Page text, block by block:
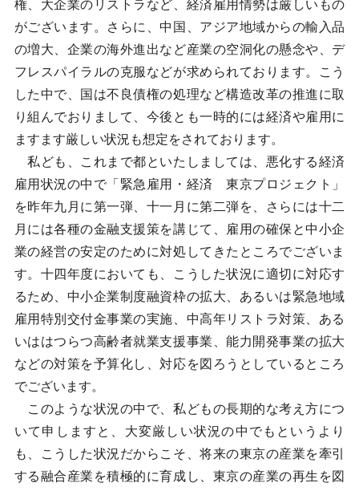
権、大企業のリストラなど、経済雇用情勢は厳しいもの
がございます。さらに、中国、アジア地域からの輸入品
の増大、企業の海外進出など産業の空洞化の懸念や、デ
フレスパイラルの克服などが求められております。こう
した中で、国は不良債権の処理など構造改革の推進に取
り組んでおりまして、今後とも一時的には経済や雇用に
ますます厳しい状況も想定をされております。
私ども、これまで都といたしましては、悪化する経済
雇用状況の中で「緊急雇用・経済 東京プロジェクト」
を昨年九月に第一弾、十一月に第二弾を、さらには十二
月には各種の金融支援策を講じて、雇用の確保と中小企
業の経営の安定のために対処してきたところでございま
す。十四年度においても、こうした状況に適切に対応す
るため、中小企業制度融資枠の拡大、あるいは緊急地域
雇用特別交付金事業の実施、中高年リストラ対策、ある
いははつらつ高齢者就業支援事業、能力開発事業の拡大
などの対策を予算化し、対応を図ろうとしているところ
でございます。
このような状況の中で、私どもの長期的な考え方につ
いて申しますと、大変厳しい状況の中でもというより
も、こうした状況だからこそ、将来の東京の産業を牽引
する融合産業を積極的に育成し、東京の産業の再生を図